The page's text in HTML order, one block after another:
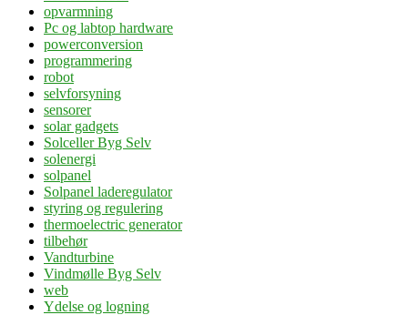
opvarmning
Pc og labtop hardware
powerconversion
programmering
robot
selvforsyning
sensorer
solar gadgets
Solceller Byg Selv
solenergi
solpanel
Solpanel laderegulator
styring og regulering
thermoelectric generator
tilbehør
Vandturbine
Vindmølle Byg Selv
web
Ydelse og logning